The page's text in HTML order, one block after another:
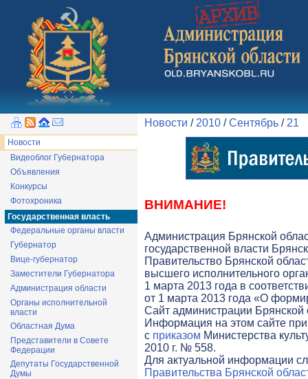
Новости
Видеоблог Губернатора
Объявления
Конкурсы
Фотохроника
Государственная власть
Федеральные органы власти
Губернатор
Вице-губернатор
Заместители Губернатора
Администрация области
Органы исполнительной
власти
Областная Дума
Представители в Совете
Федерации
Депутаты Государственной
Думы
Новости / 2010 /Сентябрь / 21
ВНИМАНИЕ!
Администрация Брянской
государственной власти
Правительство Брянской
высшего исполнительного
1 марта 2013 года в
от 1 марта 2013 года «О
Cайт администрации Брянской
Информация на этом сайте
с приказом Министерства
2010 г. № 558.
Для актуальной информации
Правительства Брянской